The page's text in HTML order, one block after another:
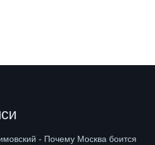
- Почему Москва боится